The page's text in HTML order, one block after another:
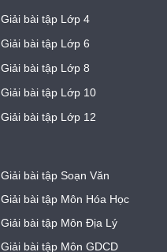
Giải bài tập Lớp 4
Giải bài tập Lớp 6
Giải bài tập Lớp 8
Giải bài tập Lớp 10
Giải bài tập Lớp 12
Giải bài tập Soạn Văn
Giải bài tập Môn Hóa Học
Giải bài tập Môn Địa Lý
Giải bài tập Môn GDCD